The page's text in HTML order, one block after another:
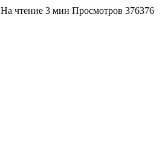
На чтение 3 мин Просмотров 376376